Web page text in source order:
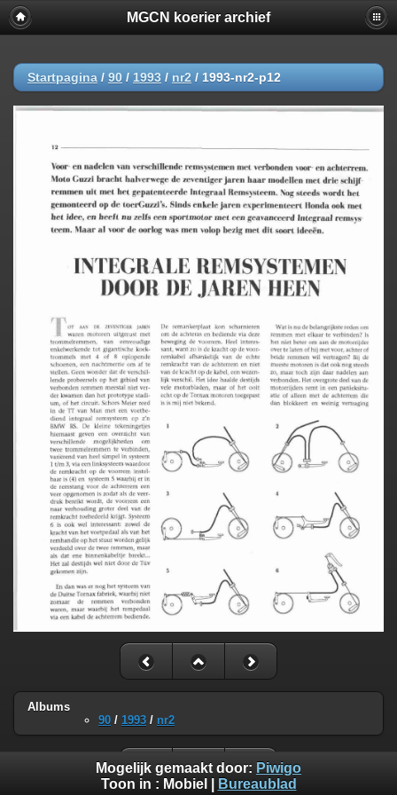
MGCN koerier archief
Startpagina / 90 / 1993 / nr2 / 1993-nr2-p12
Albums
90 / 1993 / nr2
Mogelijk gemaakt door: Piwigo
Toon in : Mobiel Bureaublad